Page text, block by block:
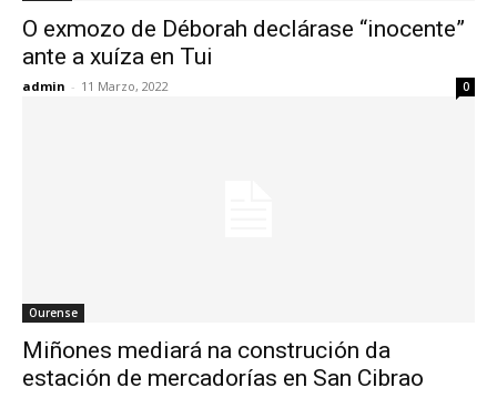
O exmozo de Déborah declárase “inocente”
ante a xuíza en Tui
admin - 11 Marzo, 2022 0
Ourense
Miñones mediará na construción da
estación de mercadorías en San Cibrao